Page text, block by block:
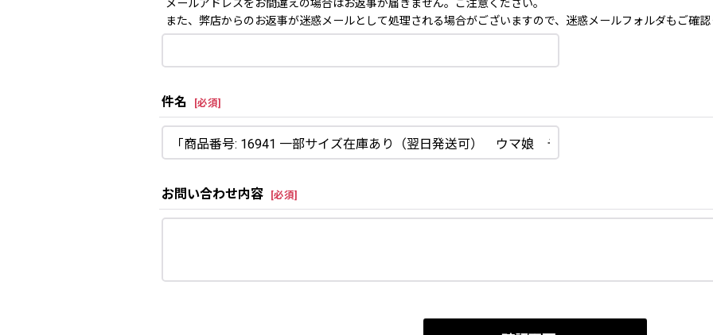
メールアドレスをお間違えの場合はお返事が届きません。ご注意ください。
また、弊店からのお返事が迷惑メールとして処理される場合がございますので、迷惑メールフォルダもご確認
件名 [必須]
お問い合わせ内容 [必須]